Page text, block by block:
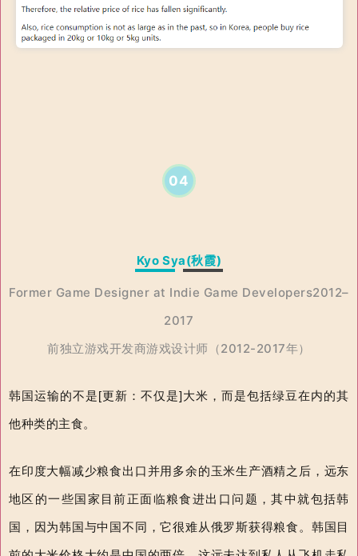
04
Kyo Syа(秋霞)
Former Game Designer at Indie Game Developers2012–
2017
前独立游戏开发商游戏设计师（2012-2017年）
韩国运输的不是[更新：不仅是]大米，而是包括绿豆在内的其
他种类的主食。
在印度大幅减少粮食出口并用多余的玉米生产酒精之后，远东
地区的一些国家目前正面临粮食进出口问题，其中就包括韩
国，因为韩国与中国不同，它很难从俄罗斯获得粮食。韩国目